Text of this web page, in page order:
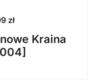
zł.
złAktualna
cena
wynosi:
14,99 zł.
Kraina